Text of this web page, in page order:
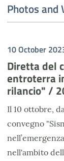
Photos and
10 October
Diretta del
entroterra
rilancio" /
Il 10 ottobre,
convegno
nell'ambito